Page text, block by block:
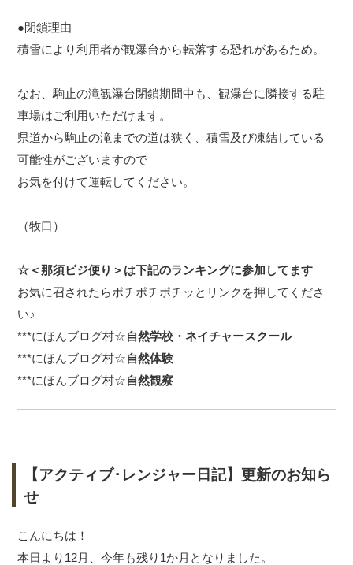
●閉鎖理由
積雪により利用者が観瀑台から転落する恐れがあるため。
なお、駒止の滝観瀑台閉鎖期間中も、観瀑台に隣接する駐
車場はご利用いただけます。
県道から駒止の滝までの道は狭く、積雪及び凍結している
可能性がございますので
お気を付けて運転してください。
（牧口）
☆＜那須ビジ便り＞は下記のランキングに参加してます
お気に召されたらポチポチポチッとリンクを押してくださ
い♪
***にほんブログ村☆自然学校・ネイチャースクール
***にほんブログ村☆自然体験
***にほんブログ村☆自然観察
【アクティブ･レンジャー日記】更新のお知ら
せ
こんにちは！
本日より12月、今年も残り1か月となりました。